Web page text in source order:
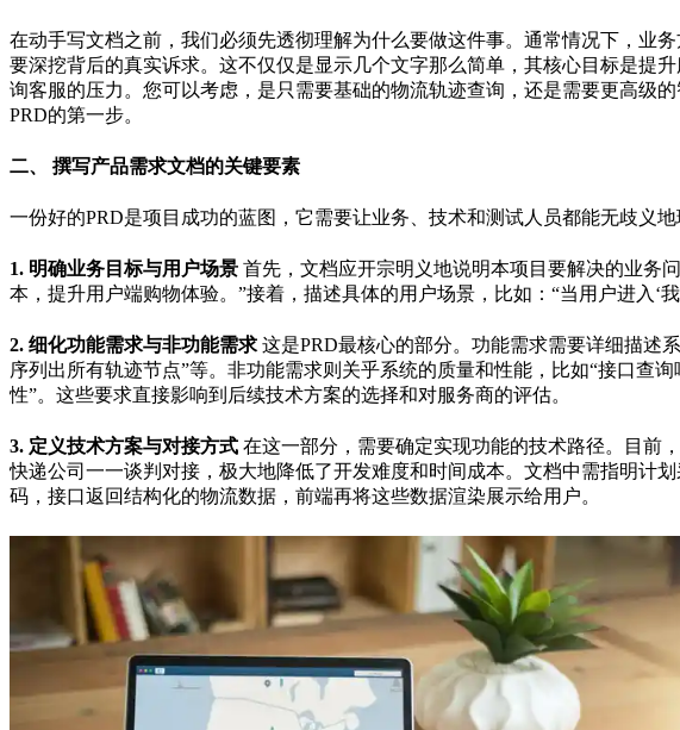
在动手写文档之前，我们必须先透彻理解为什么要做这件事。通常情况下，业
要深挖背后的真实诉求。这不仅仅是显示几个文字那么简单，其核心目标是提
询客服的压力。您可以考虑，是只需要基础的物流轨迹查询，还是需要更高级
PRD的第一步。
二、 撰写产品需求文档的关键要素
一份好的PRD是项目成功的蓝图，它需要让业务、技术和测试人员都能无歧义地
1. 明确业务目标与用户场景 首先，文档应开宗明义地说明本项目要解决的业务
本，提升用户端购物体验。”接着，描述具体的用户场景，比如：“当用户进入
2. 细化功能需求与非功能需求 这是PRD最核心的部分。功能需求需要详细描述
序列出所有轨迹节点”等。非功能需求则关乎系统的质量和性能，比如“接口查
性”。这些要求直接影响到后续技术方案的选择和对服务商的评估。
3. 定义技术方案与对接方式 在这一部分，需要确定实现功能的技术路径。目前
快递公司一一谈判对接，极大地降低了开发难度和时间成本。文档中需指明计
码，接口返回结构化的物流数据，前端再将这些数据渲染展示给用户。